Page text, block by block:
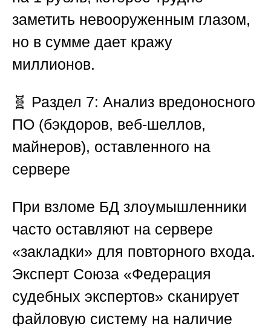
заметить невооруженным глазом,
но в сумме дает кражу
миллионов.
🧬 Раздел 7: Анализ вредоносного
ПО (бэкдоров, веб-шеллов,
майнеров), оставленного на
сервере
При взломе БД злоумышленники
часто оставляют на сервере
«закладки» для повторного входа.
Эксперт Союза «Федерация
судебных экспертов» сканирует
файловую систему на наличие